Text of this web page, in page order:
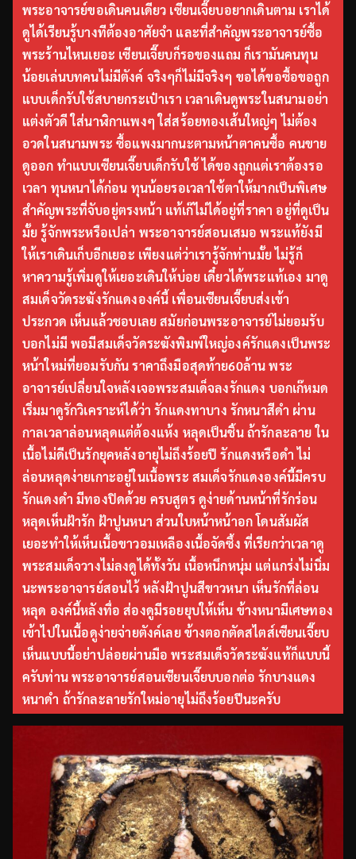
พระอาจารย์ขอเดินคนเดียว เซียนเจี๊ยบอยากเดินตาม เราได้
ดูได้เรียนรู้บางทีต้องอาศัยจำ และที่สำคัญพระอาจารย์ซื้อ
พระร้านไหนเยอะ เซียนเจี๊ยบก็รอของแถม ก็เรามันคนทุน
น้อยเล่นบทคนไม่มีตังค์ จริงๆก็ไม่มีจริงๆ ขอได้ขอซื้อขอถูก
แบบเด็กรับใช้สบายกระเป๋าเรา เวลาเดินดูพระในสนามอย่า
แต่งตัวดี ใส่นาฬิกาแพงๆ ใส่สร้อยทองเส้นใหญ่ๆ ไม่ต้อง
อวดในสนามพระ ซื้อแพงมากนะตามหน้าตาคนซื้อ คนขาย
ดูออก ทำแบบเซียนเจี๊ยบเด็กรับใช้ ได้ของถูกแต่เราต้องรอ
เวลา ทุนหนาได้ก่อน ทุนน้อยรอเวลาใช้ตาให้มากเป็นพิเศษ
สำคัญพระที่จับอยู่ตรงหน้า แท้เก๊ไม่ได้อยู่ที่ราคา อยู่ที่ดูเป็น
มั้ย รู้จักพระหรือเปล่า พระอาจารย์สอนเสมอ พระแท้ยังมี
ให้เราเดินเก็บอีกเยอะ เพียงแต่ว่าเรารู้จักท่านมั้ย ไม่รู้ก็
หาความรู้เพิ่มดูให้เยอะเดินให้บ่อย เดี๋ยวได้พระแท้เอง มาดู
สมเด็จวัดระฆังรักแดงองค์นี้ เพื่อนเซียนเจี๊ยบส่งเข้า
ประกวด เห็นแล้วชอบเลย สมัยก่อนพระอาจารย์ไม่ยอมรับ
บอกไม่มี พอมีสมเด็จวัดระฆังพิมพ์ใหญ่องค์รักแดงเป็นพระ
หน้าใหม่ที่ยอมรับกัน ราคาถึงมือสุดท้าย60ล้าน พระ
อาจารย์เปลี่ยนใจหลังเจอพระสมเด็จลงรักแดง บอกเก๊หมด
เริ่มมาดูรักวิเคราะห์ได้ว่า รักแดงทาบาง รักหนาสีดำ ผ่าน
กาลเวลาล่อนหลุดแต่ต้องแห้ง หลุดเป็นชิ้น ถ้ารักละลาย ใน
เนื้อไม่ดีเป็นรักยุคหลังอายุไม่ถึงร้อยปี รักแดงหรือดำ ไม่
ล่อนหลุดง่ายเกาะอยู่ในเนื้อพระ สมเด็จรักแดงองค์นี้มีครบ
รักแดงดำ มีทองปิดด้วย ครบสูตร ดูง่ายด้านหน้าที่รักร่อน
หลุดเห็นฝ้ารัก ฝ้าปูนหนา ส่วนใบหน้าหน้าอก โดนสัมผัส
เยอะทำให้เห็นเนื้อขาวอมเหลืองเนื้อจัดซึ้ง ที่เรียกว่าเวลาดู
พระสมเด็จวางไม่ลงดูได้ทั้งวัน เนื้อหนึกหนุ่ม แต่แกร่งไม่นิ่ม
นะพระอาจารย์สอนไว้ หลังฝ้าปูนสีขาวหนา เห็นรักที่ล่อน
หลุด องค์นี้หลังทื่อ ส่องดูมีรอยยุบให้เห็น ข้างหนามีเศษทอง
เข้าไปในเนื้อดูง่ายจ่ายตังค์เลย ข้างตอกตัดสไตส์เซียนเจี๊ยบ
เห็นแบบนี้อย่าปล่อยผ่านมือ พระสมเด็จวัดระฆังแท้ก็แบบนี้
ครับท่าน พระอาจารย์สอนเซียนเจี๊ยบบอกต่อ รักบางแดง
หนาดำ ถ้ารักละลายรักใหม่อายุไม่ถึงร้อยปีนะครับ